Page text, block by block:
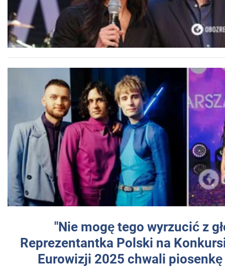
"Nie mogę tego wyrzucić z
Reprezentantka Polski na
Eurowizji 2025 chwali